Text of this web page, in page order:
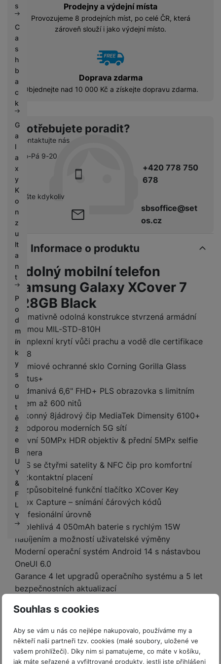
Souhlas s cookies
Aby se vám u nás co nejlépe nakupovalo, používáme my a
někteří naši partneři tzv. cookies (malé soubory, uložené ve
vašem prohlížeči). Díky nim si pamatujeme, co máte v košíku,
jak máte seřazené a vyfiltrované produkty, jestli jste přihlášeni
s
C
a
s
h
b
a
c
k
G
a
l
a
x
y
K
o
n
z
u
lt
a
n
t
P
o
d
m
ín
k
y
s
o
u
t
ě
ž
e
B
U
Y
&
F
L
Y
Prodejny a výdejní místa
Provozujeme 8 prodejních míst, po celé ČR, která
zároveň slouží i jako výdejní místo.
Doprava zdarma
Objednejte nad 10 000 Kč a získejte dopravu zdarma.
Potřebujete poradit?
Kontaktujte nás
Po-Pá 9-20
+420 778 750
678
pište kdykoliv
sbsoffice@set
os.cz
Informace o produktu
Odolný mobilní telefon
Samsung Galaxy XCover 7
128GB Black
Ultimativně odolná konstrukce stvrzená armádní
normou MIL-STD-810H
Komplexní krytí vůči prachu a vodě dle certifikace
IP68
Prémiové ochranné sklo Corning Gorilla Glass
Victus+
Podmanivá 6,6" FHD+ PLS obrazovka s limitním
jasem až 600 nitů
Výkonný 8jádrový čip MediaTek Dimensity 6100+
s podporou moderních 5G sítí
Hlavní 50MPx HDR objektiv & přední 5MPx selfie
kamera
GPS se čtyřmi satelity & NFC čip pro komfortní
bezkontaktní placení
Přizpůsobitelné funkční tlačítko XCover Key
Knox Capture – snímání čárových kódů
profesionální úrovně
Spolehlivá 4 050mAh baterie s rychlým 15W
nabíjením a možností uživatelské výměny
Moderní operační systém Android 14 s nástavbou
OneUI 6.0
Garance 4 let upgradů operačního systému a 5 let
bezpečnostních aktualizací